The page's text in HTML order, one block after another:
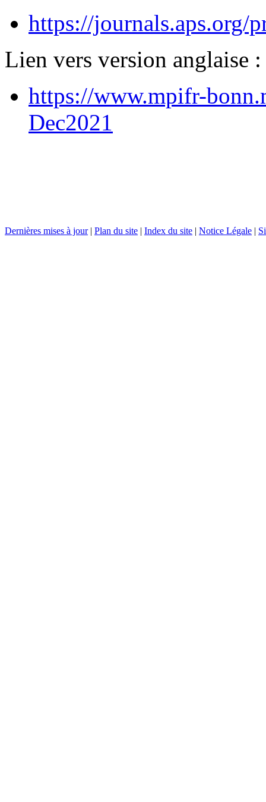
https://journals.aps.org/
Lien vers version anglaise :
https://www.mpifr-
Dec2021
Dernières mises à jour| Plan du site | Index du site | Notice Légale |